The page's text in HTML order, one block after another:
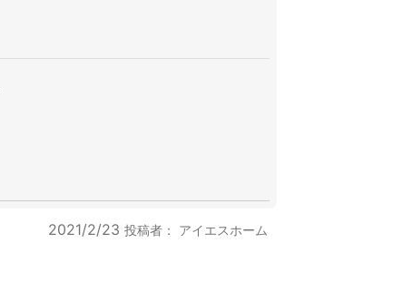
2021/2/23 投稿者： アイエスホーム